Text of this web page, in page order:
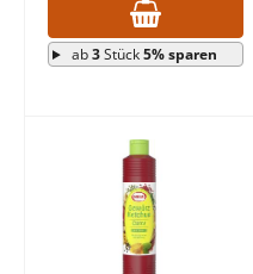
ab3Stück5% sparen